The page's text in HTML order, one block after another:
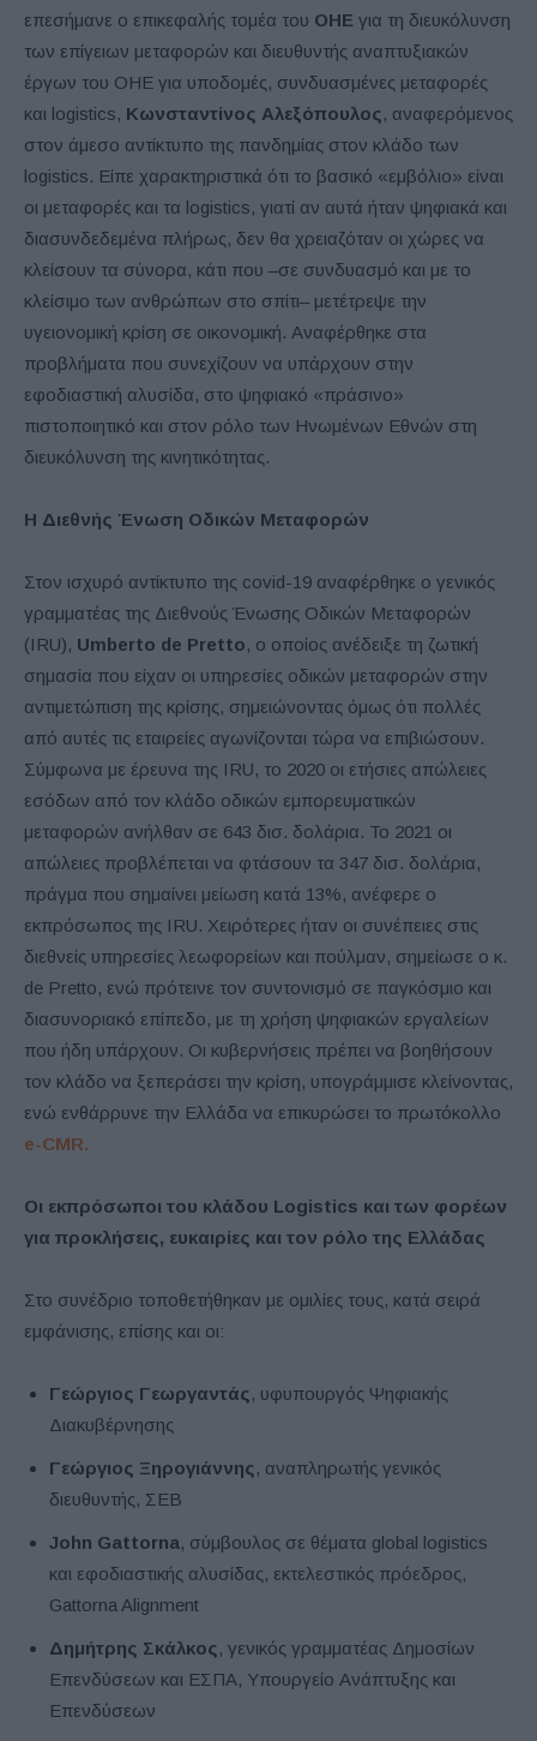
επεσήμανε ο επικεφαλής τομέα του ΟΗΕ για τη διευκόλυνση
των επίγειων μεταφορών και διευθυντής αναπτυξιακών
έργων του ΟΗΕ για υποδομές, συνδυασμένες μεταφορές
και logistics, Κωνσταντίνος Αλεξόπουλος , αναφερόμενος
στον άμεσο αντίκτυπο της πανδημίας στον κλάδο των
logistics. Είπε χαρακτηριστικά ότι το βασικό «εμβόλιο» είναι
οι μεταφορές και τα logistics, γιατί αν αυτά ήταν ψηφιακά και
διασυνδεδεμένα πλήρως, δεν θα χρειαζόταν οι χώρες να
κλείσουν τα σύνορα, κάτι που –σε συνδυασμό και με το
κλείσιμο των ανθρώπων στο σπίτι– μετέτρεψε την
υγειονομική κρίση σε οικονομική. Αναφέρθηκε στα
προβλήματα που συνεχίζουν να υπάρχουν στην
εφοδιαστική αλυσίδα, στο ψηφιακό «πράσινο»
πιστοποιητικό και στον ρόλο των Ηνωμένων Εθνών στη
διευκόλυνση της κινητικότητας.
Η Διεθνής Ένωση Οδικών Μεταφορών
Στον ισχυρό αντίκτυπο της covid-19 αναφέρθηκε ο γενικός
γραμματέας της Διεθνούς Ένωσης Οδικών Μεταφορών
(IRU), Umberto de Pretto, ο οποίος ανέδειξε τη ζωτική
σημασία που είχαν οι υπηρεσίες οδικών μεταφορών στην
αντιμετώπιση της κρίσης, σημειώνοντας όμως ότι πολλές
από αυτές τις εταιρείες αγωνίζονται τώρα να επιβιώσουν.
Σύμφωνα με έρευνα της IRU, το 2020 οι ετήσιες απώλειες
εσόδων από τον κλάδο οδικών εμπορευματικών
μεταφορών ανήλθαν σε 643 δισ. δολάρια. Το 2021 οι
απώλειες προβλέπεται να φτάσουν τα 347 δισ. δολάρια,
πράγμα που σημαίνει μείωση κατά 13%, ανέφερε ο
εκπρόσωπος της IRU. Χειρότερες ήταν οι συνέπειες στις
διεθνείς υπηρεσίες λεωφορείων και πούλμαν, σημείωσε ο κ.
de Pretto, ενώ πρότεινε τον συντονισμό σε παγκόσμιο και
διασυνοριακό επίπεδο, με τη χρήση ψηφιακών εργαλείων
που ήδη υπάρχουν. Οι κυβερνήσεις πρέπει να βοηθήσουν
τον κλάδο να ξεπεράσει την κρίση, υπογράμμισε κλείνοντας,
ενώ ενθάρρυνε την Ελλάδα να επικυρώσει το πρωτόκολλο
e-CMR.
Οι εκπρόσωποι του κλάδου Logistics και των φορέων
για προκλήσεις, ευκαιρίες και τον ρόλο της Ελλάδας
Στο συνέδριο τοποθετήθηκαν με ομιλίες τους, κατά σειρά
εμφάνισης, επίσης και οι:
Γεώργιος Γεωργαντάς , υφυπουργός Ψηφιακής
Διακυβέρνησης
Γεώργιος Ξηρογιάννης , αναπληρωτής γενικός
διευθυντής, ΣΕΒ
John Gattorna, σύμβουλος σε θέματα global logistics
και εφοδιαστικής αλυσίδας, εκτελεστικός πρόεδρος,
Gattorna Alignment
Δημήτρης Σκάλκος , γενικός γραμματέας Δημοσίων
Επενδύσεων και ΕΣΠΑ, Υπουργείο Ανάπτυξης και
Επενδύσεων